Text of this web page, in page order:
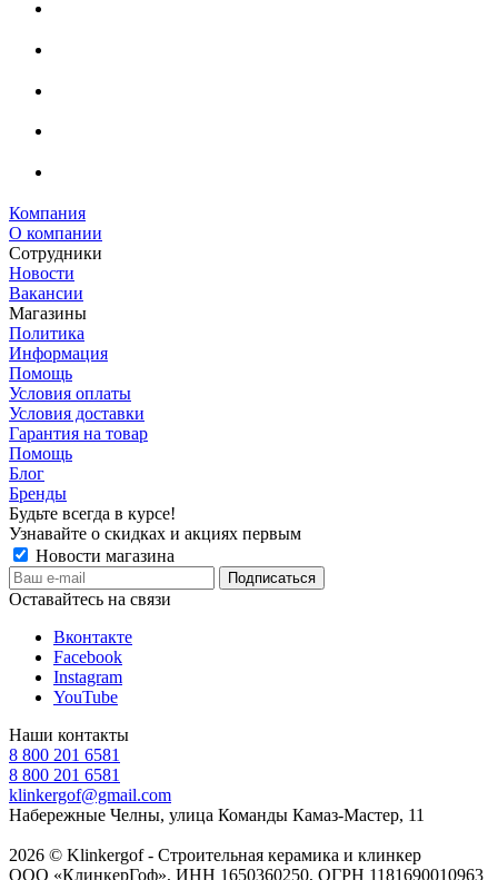
Компания
О компании
Сотрудники
Новости
Вакансии
Магазины
Политика
Информация
Помощь
Условия оплаты
Условия доставки
Гарантия на товар
Помощь
Блог
Бренды
Будьте всегда в курсе!
Узнавайте о скидках и акциях первым
Новости магазина
Оставайтесь на связи
Вконтакте
Facebook
Instagram
YouTube
Наши контакты
8 800 201 6581
8 800 201 6581
klinkergof@gmail.com
Набережные Челны, улица Команды Камаз-Мастер, 11
2026 © Klinkergof - Строительная керамика и клинкер
ООО «КлинкерГоф», ИНН 1650360250, ОГРН 1181690010963